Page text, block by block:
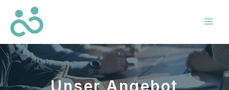
Unser Angebot